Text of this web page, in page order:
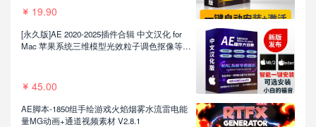
19.90
[永久版]AE 2020-2025插件合辑 中文汉化 for
Mac 苹果系统三维模型光效粒子调色抠像等插
45.00
AE脚本-1850组手绘游戏火焰烟雾水流雷电能
量MG动画+通道视频素材 V2.8.1